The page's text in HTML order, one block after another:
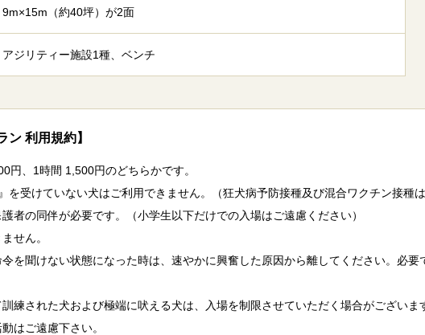
9m×15m（約40坪）が2面
アジリティー施設1種、ベンチ
ン 利用規約】
円、1時間 1,500円のどちらかです。
を受けていない犬はご利用できません。（狂犬病予防接種及び混合ワクチン接種は
者の同伴が必要です。（小学生以下だけでの入場はご遠慮ください）
せん。
を聞けない状態になった時は、速やかに興奮した原因から離してください。必
練された犬および極端に吠える犬は、入場を制限させていただく場合がございま
はご遠慮下さい。